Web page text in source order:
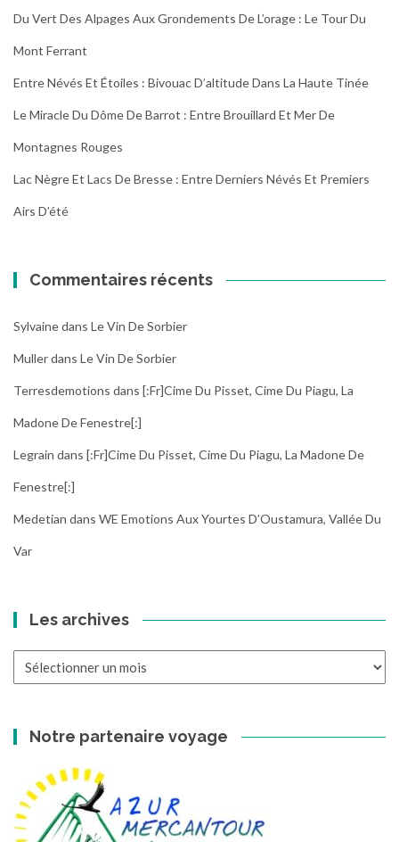
Du Vert Des Alpages Aux Grondements De L’orage : Le Tour Du
Mont Ferrant
Entre Névés Et Étoiles : Bivouac D’altitude Dans La Haute Tinée
Le Miracle Du Dôme De Barrot : Entre Brouillard Et Mer De
Montagnes Rouges
Lac Nègre Et Lacs De Bresse : Entre Derniers Névés Et Premiers
Airs D’été
Commentaires récents
Sylvainedans Le Vin De Sorbier
Mullerdans Le Vin De Sorbier
Terresdemotions dans [:fr]Cime Du Pisset, Cime Du Piagu, La
Madone De Fenestre[:]
Legrain dans [:fr]Cime Du Pisset, Cime Du Piagu, La Madone De
Fenestre[:]
Medetian dans WE Emotions Aux Yourtes D’Oustamura, Vallée Du
Var
Les archives
Notre partenaire voyage